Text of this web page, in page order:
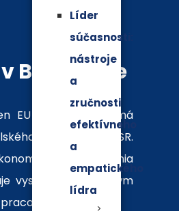
Líder
súčasnosti:
nástroje
a
zručnosti
efektívneho
a
empatického
lídra
Bratislave
EU v Bratislave) má
vzdelávania v SR.
zamerania
vysokokvalifikovaným